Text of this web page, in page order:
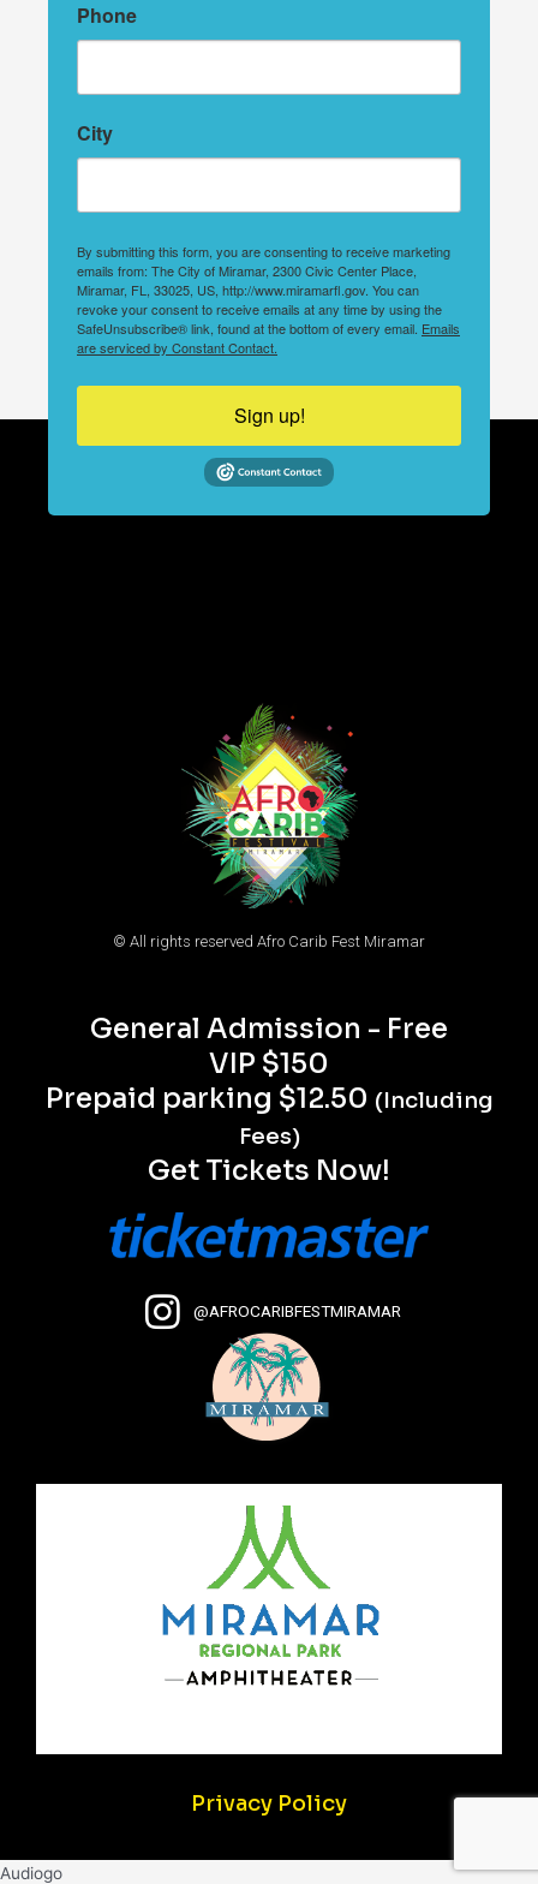
Phone
City
By submitting this form, you are consenting to receive marketing
emails from: The City of Miramar, 2300 Civic Center Place,
Miramar, FL, 33025, US, http://www.miramarfl.gov. You can
revoke your consent to receive emails at any time by using the
SafeUnsubscribe® link, found at the bottom of every email. Emails
are serviced by Constant Contact.
Sign up!
© All rights reserved Afro Carib Fest Miramar
General Admission - Free
VIP $150
Prepaid parking $12.50 (Including
Fees)
Get Tickets Now!
@AFROCARIBFESTMIRAMAR
Privacy Policy
Audiogo